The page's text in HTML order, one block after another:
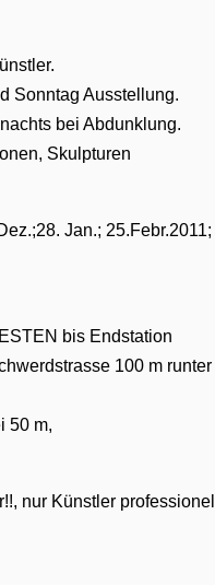
Sonntag Ausstellung.
bei Abdunklung.
Skulpturen
Jan.;
bis Endstation
100 m
50 m,
nur Künstler